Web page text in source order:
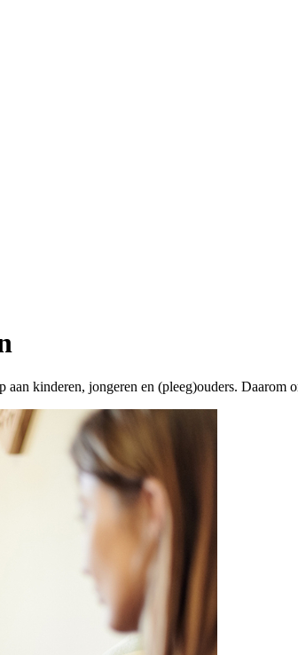
kinderen, jongeren en (pleeg)ouders. Daarom